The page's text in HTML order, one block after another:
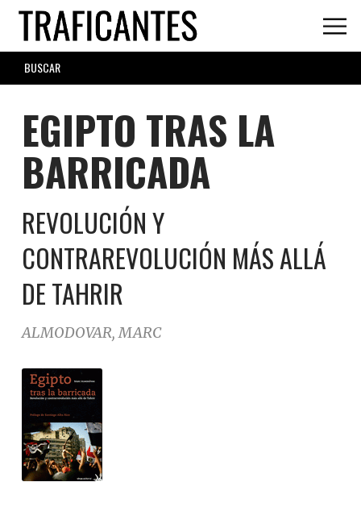
Skip
main
content
SEARCH
FORM
EGIPTO TRAS LA
BARRICADA
REVOLUCIÓN Y
CONTRAREVOLUCIÓN MÁS ALLÁ
DE TAHRIR
ALMODOVAR, MARC